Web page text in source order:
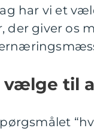
har vi et
giver os
vælge til